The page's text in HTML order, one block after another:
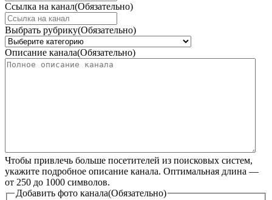
Ссылка на канал(Обязательно)
Выбрать рубрику(Обязательно)
Описание канала(Обязательно)
Чтобы привлечь больше посетителей из поисковых систем,
укажите подробное описание канала. Оптимальная длина —
от 250 до 1000 символов.
Добавить фото канала(Обязательно)